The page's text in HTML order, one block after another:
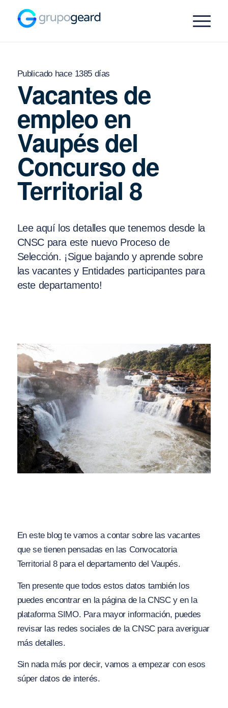
Publicado hace 1385 días
Vacantes de
empleo en
Vaupés del
Concurso de
Territorial 8
Lee aquí los detalles que tenemos desde la
CNSC para este nuevo Proceso de
Selección. ¡Sigue bajando y aprende sobre
las vacantes y Entidades participantes para
este departamento!
En este blog te vamos a contar sobre las vacantes
que se tienen pensadas en las Convocatoria
Territorial 8 para el departamento del Vaupés.
Ten presente que todos estos datos también los
puedes encontrar en la página de la CNSC y en la
plataforma SIMO. Para mayor información, puedes
revisar las redes sociales de la CNSC para averiguar
más detalles.
Sin nada más por decir, vamos a empezar con esos
súper datos de interés.